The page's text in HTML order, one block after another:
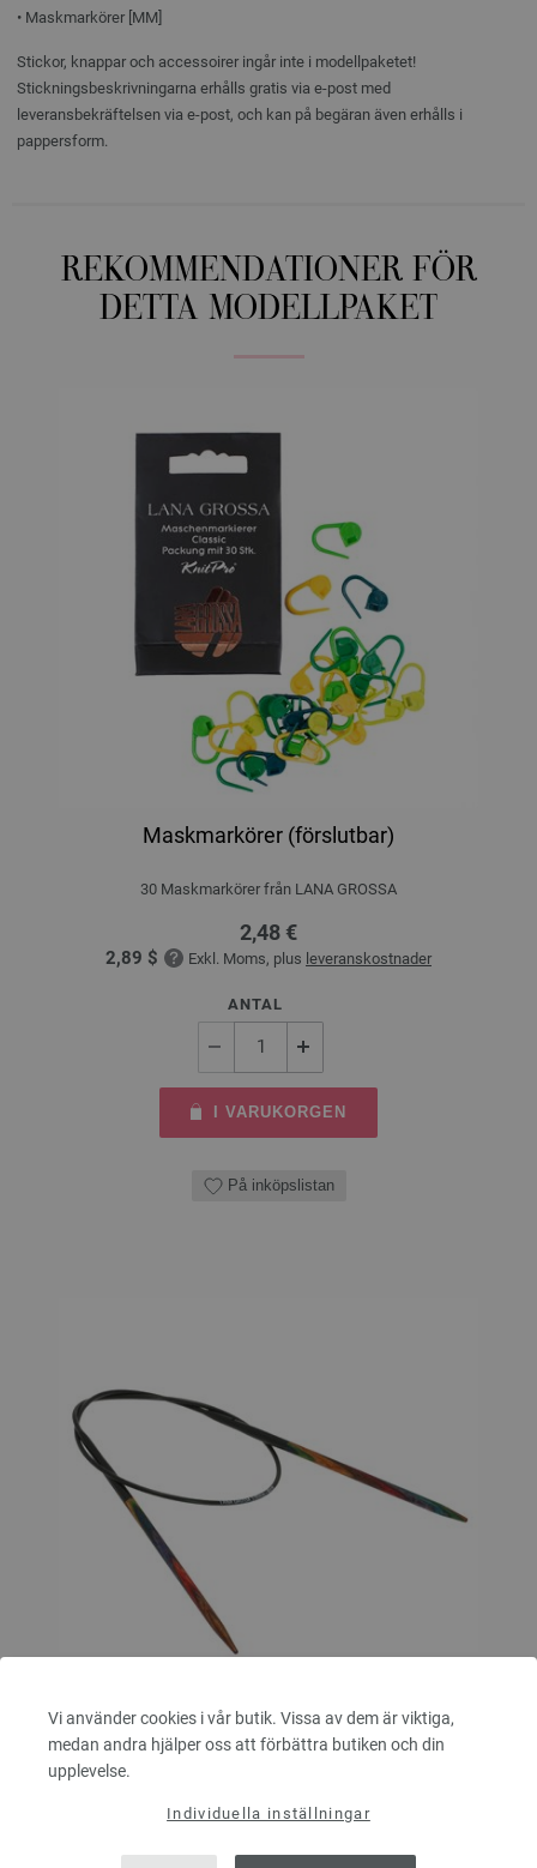
Vi använder cookies i vår butik. Vissa av dem är viktiga,
medan andra hjälper oss att förbättra butiken och din
upplevelse.
Individuella inställningar
• Maskmarkörer [MM]
Stickor, knappar och accessoirer ingår inte i modellpaketet!
Stickningsbeskrivningarna erhålls gratis via e-post med
leveransbekräftelsen via e-post, och kan på begäran även erhålls i
pappersform.
REKOMMENDATIONER FÖR
DETTA MODELLPAKET
Maskmarkörer (förslutbar)
30 Maskmarkörer från LANA GROSSA
2,48 €
2,89 $ Exkl. Moms, plus leveranskostnader
ANTAL
I VARUKORGEN
På inköpslistan
Rundsticka Design-trä: Multicolor St. 3,5/40cm